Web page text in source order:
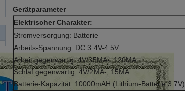
Gerätparameter
Elektrischer Charakter:
Stromversorgung: Batterie
Arbeits-Spannung: DC 3.4V-4.5V
Arbeit gegenwärtig: 4V/35MA-, 120MA
Schlaf gegenwärtig: 4V/2MA-, 15MA
Batterie-Kapazität: 10000mAH (Lithium-Batterie 3.7V)